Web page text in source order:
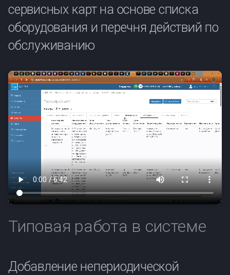
сервисных карт на основе списка
оборудования и перечня действий по
обслуживанию
Типовая работа в системе
Добавление непериодической